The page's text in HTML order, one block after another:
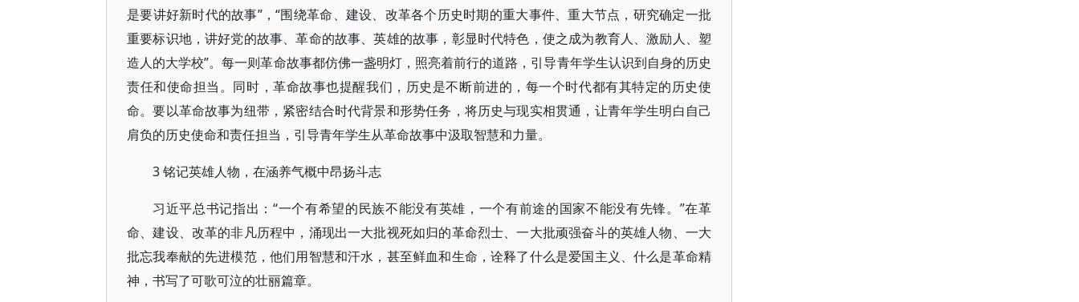
是要讲好新时代的故事”，“围绕革命、建设、改革各个历史时期的重大事件、重大节点，研究确定一批
重要标识地，讲好党的故事、革命的故事、英雄的故事，彰显时代特色，使之成为教育人、激励人、塑
造人的大学校”。每一则革命故事都仿佛一盏明灯，照亮着前行的道路，引导青年学生认识到自身的历史
责任和使命担当。同时，革命故事也提醒我们，历史是不断前进的，每一个时代都有其特定的历史使
命。要以革命故事为纽带，紧密结合时代背景和形势任务，将历史与现实相贯通，让青年学生明白自己
肩负的历史使命和责任担当，引导青年学生从革命故事中汲取智慧和力量。
3 铭记英雄人物，在涵养气概中昂扬斗志
习近平总书记指出：“一个有希望的民族不能没有英雄，一个有前途的国家不能没有先锋。”在革
命、建设、改革的非凡历程中，涌现出一大批视死如归的革命烈士、一大批顽强奋斗的英雄人物、一大
批忘我奉献的先进模范，他们用智慧和汗水，甚至鲜血和生命，诠释了什么是爱国主义、什么是革命精
神，书写了可歌可泣的壮丽篇章。